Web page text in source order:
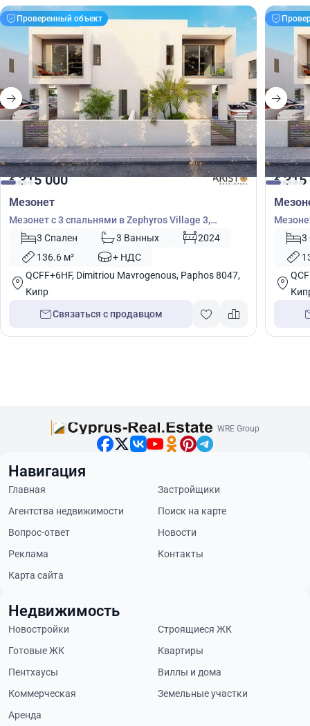
Проверенный объект
€315 000
Мезонет
Мезонет с 3 спальнями в Zephyros Village 3,
Мандрия, Пафос, Кипр № 9105
3 Спален 3 Ванных
2024
136.6 м²
+ НДС
QCFF+6HF, Dimitriou Mavrogenous, Paphos 8047,
Кипр
Связаться с продавцом
€315
3
WRE Group
Навигация
Главная
Застройщики
Агентства недвижимости
Поиск на карте
Вопрос-ответ
Новости
Реклама
Контакты
Карта сайта
Недвижимость
Новостройки
Строящиеся ЖК
Готовые ЖК
Квартиры
Пентхаусы
Виллы и дома
Коммерческая
Земельные участки
Аренда